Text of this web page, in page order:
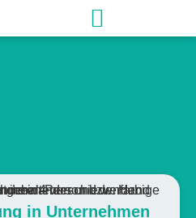
in Unternehmen